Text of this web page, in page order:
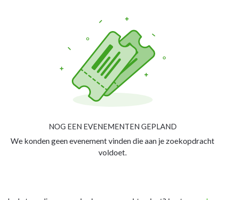
NOG EEN EVENEMENTEN GEPLAND
We konden geen evenement vinden die aan je zoekopdracht
voldoet.